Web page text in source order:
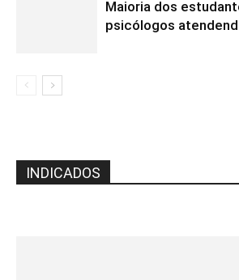
Maioria dos
psicólogos
INDICADOS